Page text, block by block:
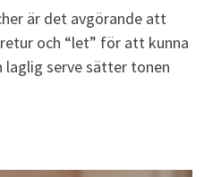
är det avgörande att
och “let” för att kunna
laglig serve sätter tonen